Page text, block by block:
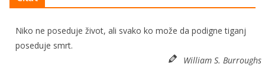
Niko ne poseduje život, ali svako ko može da podigne tiganj
poseduje smrt.
William S. Burroughs